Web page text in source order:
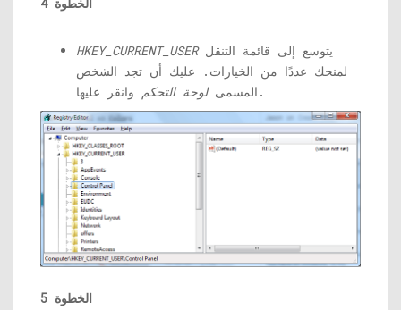
HKEY_CURRENT_USERيتوسع إلى قائمة التنقل
لمنحك عددًا من الخيارات. عليك أن تجد الشخص
المسمىلوحة التحكم وانقر عليها.
الخطوة 5